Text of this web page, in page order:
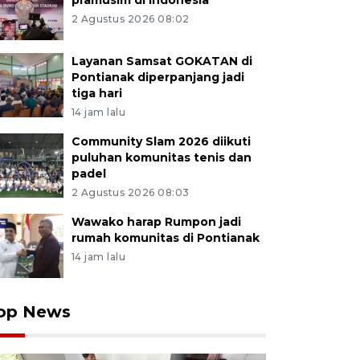
2 Agustus 2026 08:02
Layanan Samsat GOKATAN di
Pontianak diperpanjang jadi
tiga hari
14 jam lalu
Community Slam 2026 diikuti
puluhan komunitas tenis dan
padel
2 Agustus 2026 08:03
Wawako harap Rumpon jadi
rumah komunitas di Pontianak
14 jam lalu
News